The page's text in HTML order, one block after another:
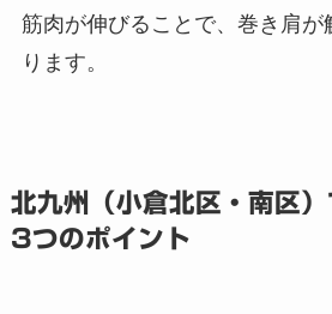
筋肉が伸びることで、巻き肩が
ります。
北九州（小倉北区・南区
3つのポイント